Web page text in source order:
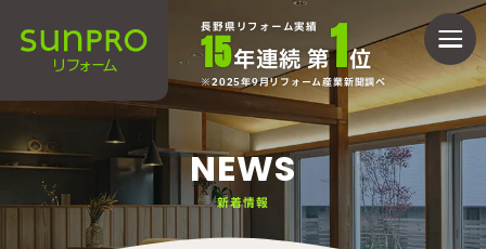
長野県リフォーム実績
15年連続 第1位
2025年9月リフォーム産業新聞調べ
NEWS
新着情報